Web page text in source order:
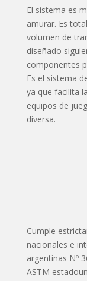
El sistema es
amurar. Es
volumen de
diseñado
componentes
Es el sistema
ya que facilita
equipos de
diversa.
Cumple
nacionales e
argentinas Nº
ASTM